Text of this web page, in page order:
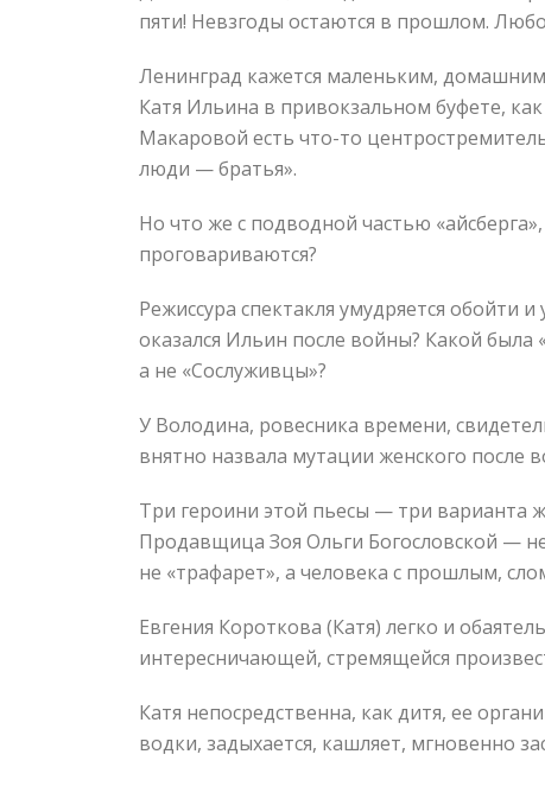
пяти! Невзгоды остаются в прошлом.
Ленинград кажется маленьким, домашним
Катя Ильина в привокзальном буфете,
Макаровой есть что-то
люди — братья».
Но что же с подводной частью
проговариваются?
Режиссура спектакля умудряется обойти
оказался Ильин после войны? Какой
а не «Сослуживцы»?
У Володина, ровесника времени,
внятно назвала мутации женского после
Три героини этой пьесы — три варианта
Продавщица Зоя Ольги Богословской —
не «трафарет», а человека с прошлым,
Евгения Короткова (Катя) легко и
интересничающей, стремящейся
Катя непосредственна, как дитя, ее
водки, задыхается, кашляет, мгновенно